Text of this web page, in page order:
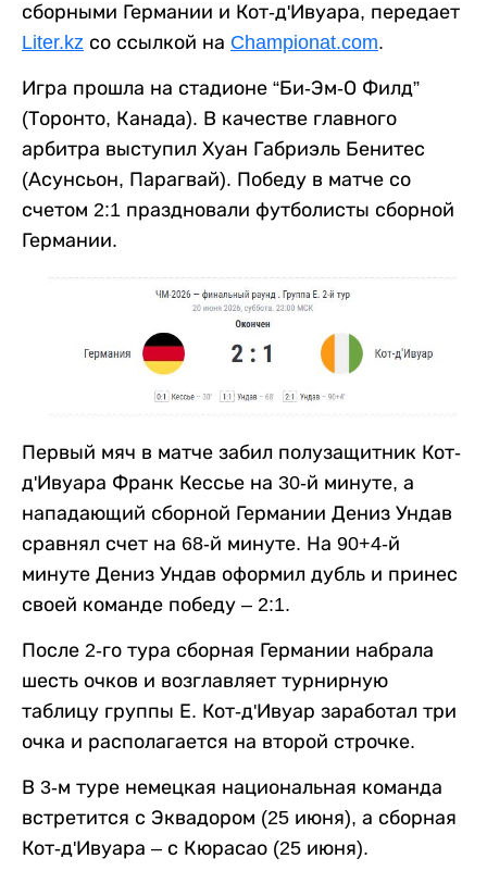
сборными Германии и Кот-д'Ивуара, передает
Liter.kz со ссылкой на Championat.com.
Игра прошла на стадионе “Би-Эм-О Филд”
(Торонто, Канада). В качестве главного
арбитра выступил Хуан Габриэль Бенитес
(Асунсьон, Парагвай). Победу в матче со
счетом 2:1 праздновали футболисты сборной
Германии.
Первый мяч в матче забил полузащитник Кот-
д'Ивуара Франк Кессье на 30-й минуте, а
нападающий сборной Германии Дениз Ундав
сравнял счет на 68-й минуте. На 90+4-й
минуте Дениз Ундав оформил дубль и принес
своей команде победу – 2:1.
После 2-го тура сборная Германии набрала
шесть очков и возглавляет турнирную
таблицу группы Е. Кот-д'Ивуар заработал три
очка и располагается на второй строчке.
В 3-м туре немецкая национальная команда
встретится с Эквадором (25 июня), а сборная
Кот-д'Ивуара – с Кюрасао (25 июня).